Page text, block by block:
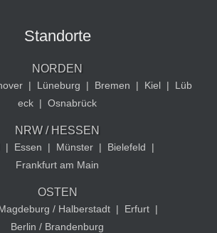
Standorte
NORDEN
| Lüneburg | Bremen | Kiel |
Lüb
eck | Osnabrück
NRW / HESSEN
| Essen | Münster | Bielefeld
|
Frankfurt am Main
OSTEN
/ Halberstadt | Erfurt |
Berlin / Brandenburg